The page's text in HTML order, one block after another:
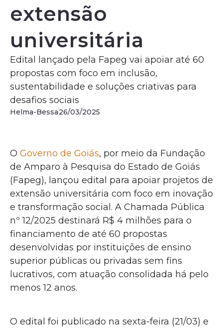
extensão
universitária
Edital lançado pela Fapeg vai apoiar até 60
propostas com foco em inclusão,
sustentabilidade e soluções criativas para
desafios sociais
Helma-Bessa26/03/2025
O Governo de Goiás, por meio da Fundação
de Amparo à Pesquisa do Estado de Goiás
(Fapeg), lançou edital para apoiar projetos de
extensão universitária com foco em inovação
e transformação social. A Chamada Pública
nº 12/2025 destinará R$ 4 milhões para o
financiamento de até 60 propostas
desenvolvidas por instituições de ensino
superior públicas ou privadas sem fins
lucrativos, com atuação consolidada há pelo
menos 12 anos.
O edital foi publicado na sexta-feira (21/03) e